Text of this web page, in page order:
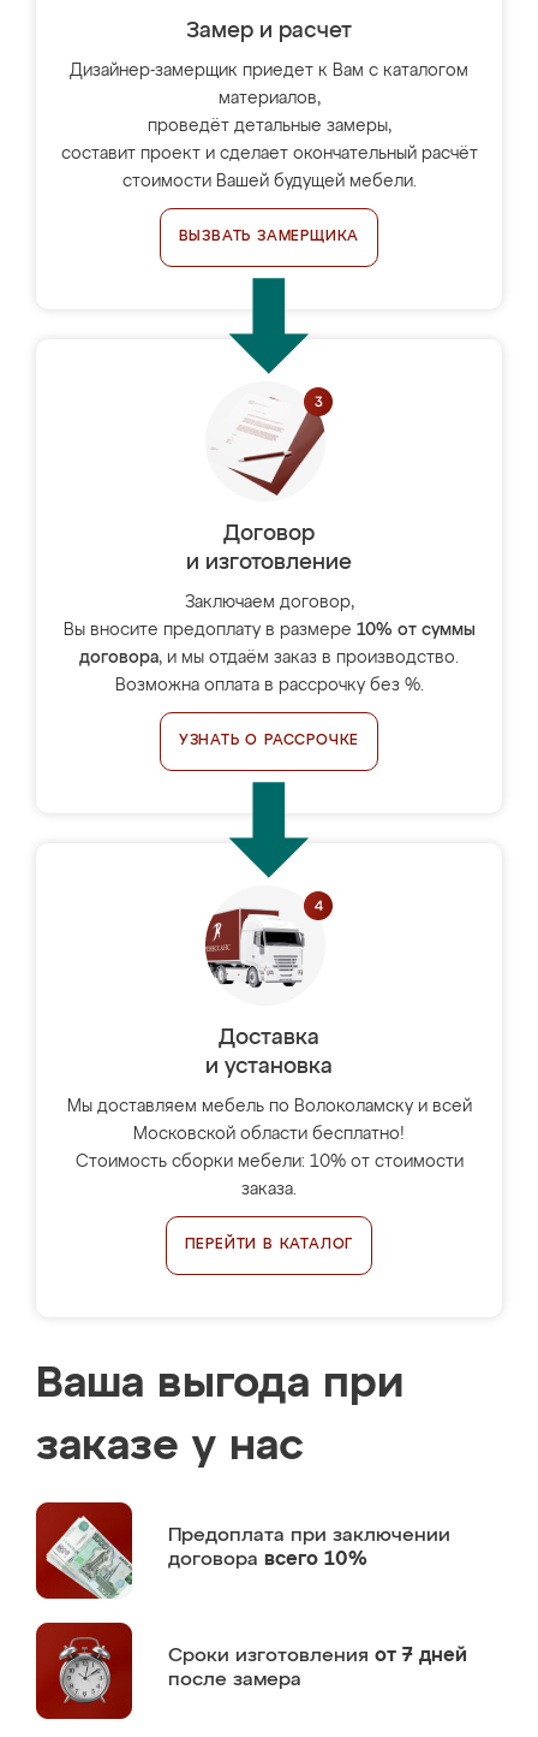
Замер и расчет
Дизайнер-замерщик приедет к Вам с каталогом
материалов,
проведёт детальные замеры,
составит проект и сделает окончательный расчёт
стоимости Вашей будущей мебели.
ВЫЗВАТЬ ЗАМЕРЩИКА
Договор
и изготовление
Заключаем договор,
Вы вносите предоплату в размере 10% от суммы
договора, и мы отдаём заказ в производство.
Возможна оплата в рассрочку без %.
УЗНАТЬ О РАССРОЧКЕ
Доставка
и установка
Мы доставляем мебель по Волоколамску и всей
Московской области бесплатно!
Стоимость сборки мебели: 10% от стоимости
заказа.
ПЕРЕЙТИ В КАТАЛОГ
Ваша выгода при
заказе у нас
Предоплата при заключении
договора всего 10%
Сроки изготовления от 7 дней
после замера